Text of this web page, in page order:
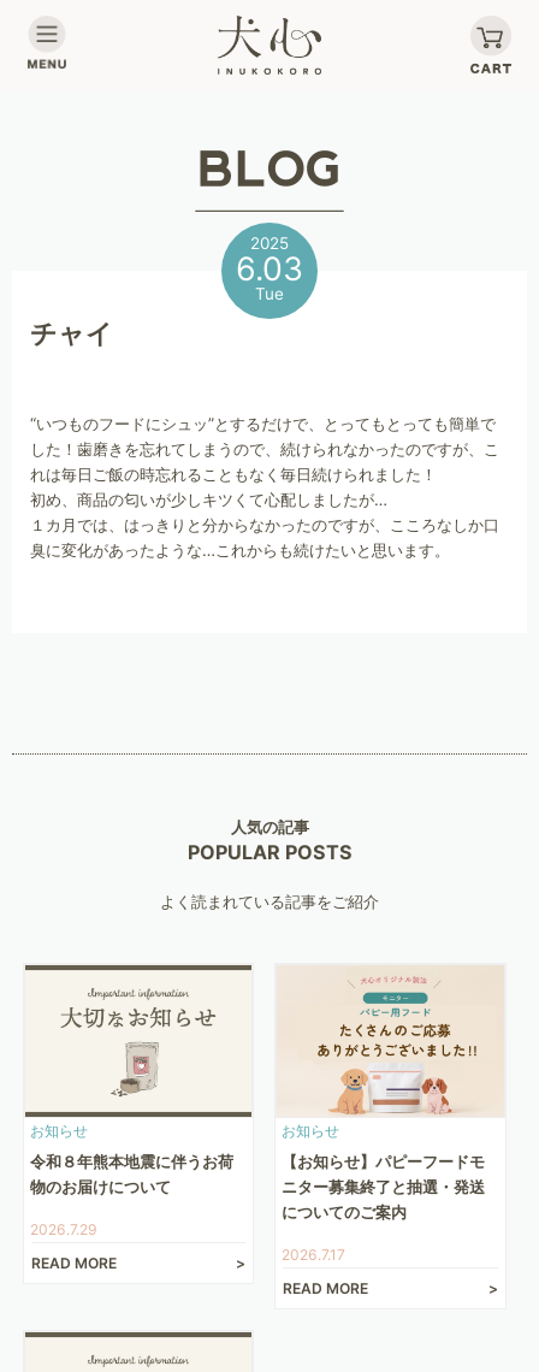
2025
6.03
Tue
チャイ
“いつものフードにシュッ”とするだけで、とってもとっても簡単で
した！歯磨きを忘れてしまうので、続けられなかったのですが、こ
れは毎日ご飯の時忘れることもなく毎日続けられました！
初め、商品の匂いが少しキツくて心配しましたが…
１カ月では、はっきりと分からなかったのですが、こころなしか口
臭に変化があったような…これからも続けたいと思います。
人気の記事
POPULAR POSTS
よく読まれている記事をご紹介
お知らせ
令和８年熊本地震に伴うお荷
物のお届けについて
2026.7.29
READ MORE
お知らせ
【お知らせ】パピーフードモ
ニター募集終了と抽選・発送
についてのご案内
2026.7.17
READ MORE